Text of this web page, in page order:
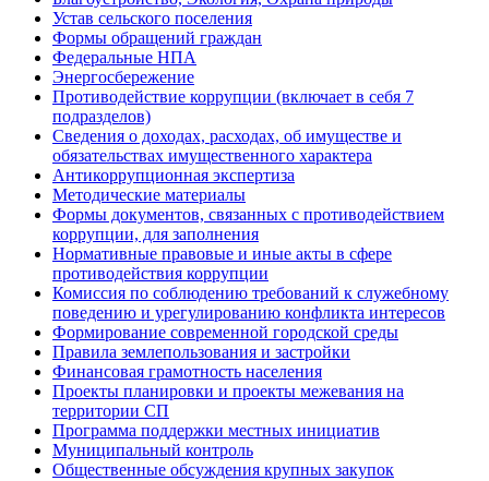
Устав сельского поселения
Формы обращений граждан
Федеральные НПА
Энергосбережение
Противодействие коррупции (включает в себя 7
подразделов)
Сведения о доходах, расходах, об имуществе и
обязательствах имущественного характера
Антикоррупционная экспертиза
Методические материалы
Формы документов, связанных с противодействием
коррупции, для заполнения
Нормативные правовые и иные акты в сфере
противодействия коррупции
Комиссия по соблюдению требований к служебному
поведению и урегулированию конфликта интересов
Формирование современной городской среды
Правила землепользования и застройки
Финансовая грамотность населения
Проекты планировки и проекты межевания на
территории СП
Программа поддержки местных инициатив
Муниципальный контроль
Общественные обсуждения крупных закупок